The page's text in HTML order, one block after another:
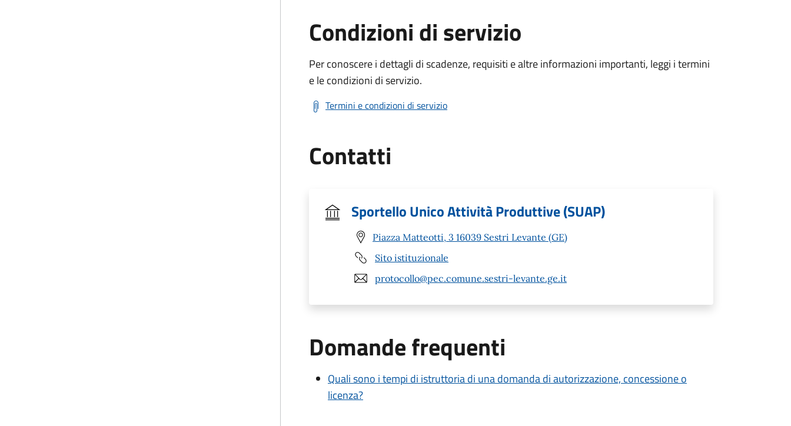
Condizioni di servizio
Per conoscere i dettagli di scadenze, requisiti e altre informazioni importanti, leggi i termini
e le condizioni di servizio.
Termini e condizioni di servizio
Contatti
Sportello Unico Attività Produttive (SUAP)
Piazza Matteotti, 3 16039 Sestri Levante (GE)
Sito istituzionale
protocollo@pec.comune.sestri-levante.ge.it
Domande frequenti
Quali sono i tempi di istruttoria di una domanda di autorizzazione, concessione o
licenza?